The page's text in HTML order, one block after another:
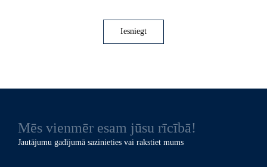
Iesniegt
Mēs vienmēr esam jūsu rīcībā!
Jautājumu gadījumā sazinieties vai rakstiet mums